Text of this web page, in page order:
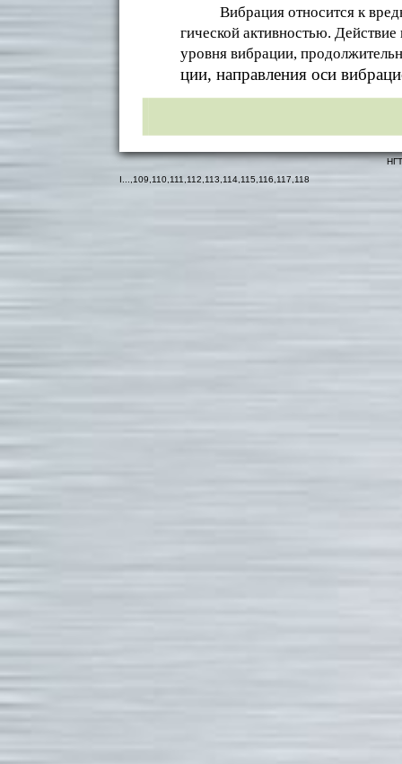
Вибрация относится к
гической активностью.
уровня вибрации,
ции, направления оси
I
109 110 111 112 113 114 115 116 117 118